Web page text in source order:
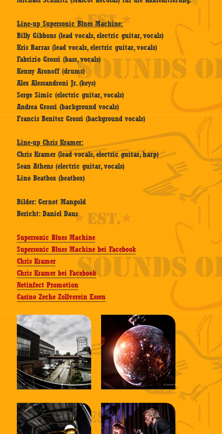
Line-up Supersonic Blues Machine:
Billy Gibbons (lead vocals, electric guitar, vocals)
Kris Barras (lead vocals, electric guitar, vocals)
Fabrizio Grossi (bass, vocals)
Kenny Aronoff (drums)
Alex Alessandroni Jr. (keys)
Serge Simic (electric guitar, vocals)
Andrea Grossi (background vocals)
Francis Benitez Grossi (background vocals)
Line-up Chris Kramer:
Chris Kramer (lead vocals, electric guitar, harp)
Sean Athens (electric guitar, vocals)
Lino Beatbox (beatbox)
Bilder: Gernot Mangold
Bericht: Daniel Daus
Supersonic Blues Machine
Supersonic Blues Machine bei Facebook
Chris Kramer
Chris Kramer bei Facebook
Netinfect Promotion
Casino Zeche Zollverein Essen